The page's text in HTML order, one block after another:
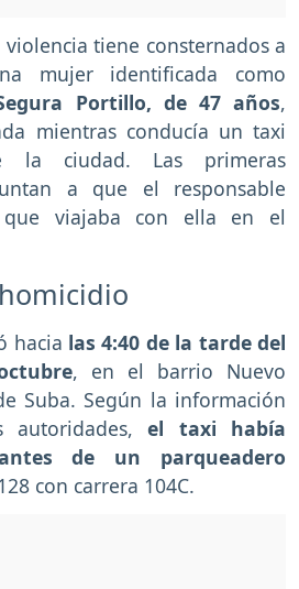
tiene consternados a
mujer identificada como
Portillo, de 47 años,
mientras conducía un taxi
la ciudad. Las primeras
a que el responsable
viajaba con ella en el
hacia las 4:40 de la tarde del
, en el barrio Nuevo
Suba. Según la información
autoridades,el taxi había
de un parqueadero
con carrera 104C.